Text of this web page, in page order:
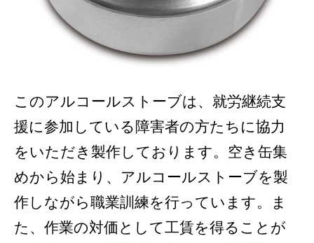
このアルコールストーブは、就労継続支
援に参加している障害者の方たちに協力
をいただき製作しております。空き缶集
めから始まり、アルコールストーブを製
作しながら職業訓練を行っています。ま
た、作業の対価として工賃を得ることが